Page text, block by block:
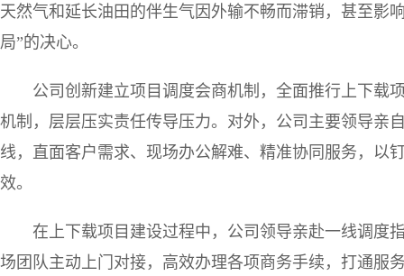
天然气和延长油田的伴生气因外输不畅而滞销，甚至影
局”的决心。
公司创新建立项目调度会商机制，全面推行上下载
机制，层层压实责任传导压力。对外，公司主要领导亲
线，直面客户需求、现场办公解难、精准协同服务，以
效。
在上下载项目建设过程中，公司领导亲赴一线调度
场团队主动上门对接，高效办理各项商务手续，打通服